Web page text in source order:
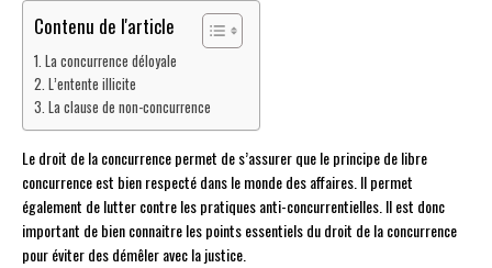
Contenu de l'article
La concurrence déloyale
L’entente illicite
La clause de non-concurrence
Le droit de la concurrence permet de s’assurer que le principe de libre
concurrence est bien respecté dans le monde des affaires. Il permet
également de lutter contre les pratiques anti-concurrentielles. Il est donc
important de bien connaitre les points essentiels du droit de la concurrence
pour éviter des démêler avec la justice.